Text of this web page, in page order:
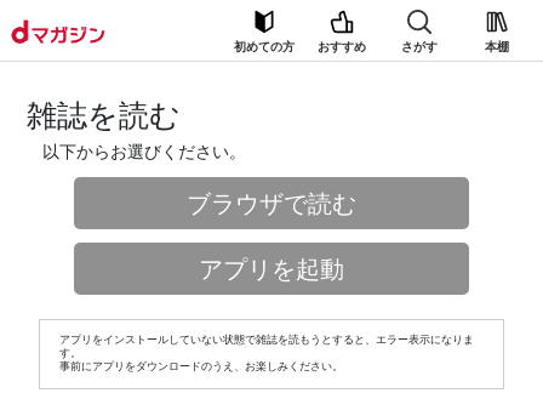
初めての方 おすすめ さがす 本棚
雑誌を読む
以下からお選びください。
ブラウザで読む
アプリを起動
アプリをインストールしていない状態で雑誌を読もうとすると、エラー表示になりま
す。
事前にアプリをダウンロードのうえ、お楽しみください。